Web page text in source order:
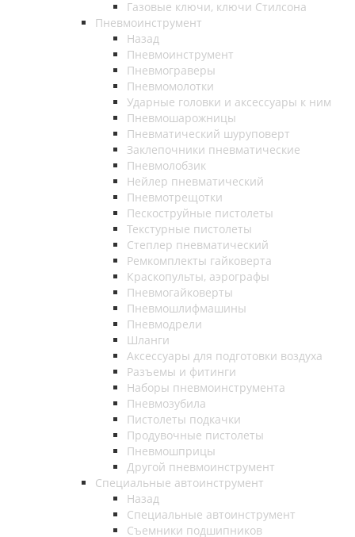
Газовые ключи, ключи Стилсона
Пневмоинструмент
Назад
Пневмоинструмент
Пневмограверы
Пневмомолотки
Ударные головки и аксессуары к ним
Пневмошарожницы
Пневматический шуруповерт
Заклепочники пневматические
Пневмолобзик
Нейлер пневматический
Пневмотрещотки
Пескоструйные пистолеты
Текстурные пистолеты
Степлер пневматический
Ремкомплекты гайковерта
Краскопульты, аэрографы
Пневмогайковерты
Пневмошлифмашины
Пневмодрели
Шланги
Аксессуары для подготовки воздуха
Разъемы и фитинги
Наборы пневмоинструмента
Пневмозубила
Пистолеты подкачки
Продувочные пистолеты
Пневмошприцы
Другой пневмоинструмент
Специальные автоинструмент
Назад
Специальные автоинструмент
Съемники подшипников